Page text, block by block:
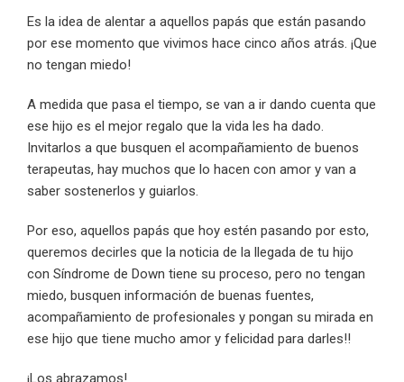
Es la idea de alentar a aquellos papás que están pasando
por ese momento que vivimos hace cinco años atrás. ¡Que
no tengan miedo!
A medida que pasa el tiempo, se van a ir dando cuenta que
ese hijo es el mejor regalo que la vida les ha dado.
Invitarlos a que busquen el acompañamiento de buenos
terapeutas, hay muchos que lo hacen con amor y van a
saber sostenerlos y guiarlos.
Por eso, aquellos papás que hoy estén pasando por esto,
queremos decirles que la noticia de la llegada de tu hijo
con Síndrome de Down tiene su proceso, pero no tengan
miedo, busquen información de buenas fuentes,
acompañamiento de profesionales y pongan su mirada en
ese hijo que tiene mucho amor y felicidad para darles!!
¡Los abrazamos!